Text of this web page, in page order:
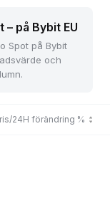
på Bybit EU
Spot på Bybit
och
24H förändring %